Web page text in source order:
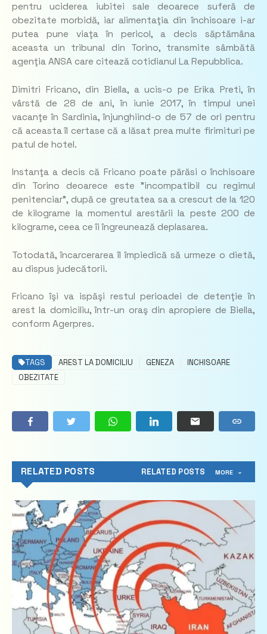
pentru uciderea iubitei sale deoarece suferă de
obezitate morbidă, iar alimentaţia din închisoare i-ar
putea pune viaţa în pericol, a decis săptămâna
aceasta un tribunal din Torino, transmite sâmbătă
agenţia ANSA care citează cotidianul La Repubblica.
Dimitri Fricano, din Biella, a ucis-o pe Erika Preti, în
vârstă de 28 de ani, în iunie 2017, în timpul unei
vacanţe în Sardinia, înjunghiind-o de 57 de ori pentru
că aceasta îl certase că a lăsat prea multe firimituri pe
patul de hotel.
Instanţa a decis că Fricano poate părăsi o închisoare
din Torino deoarece este ”incompatibil cu regimul
penitenciar”, după ce greutatea sa a crescut de la 120
de kilograme la momentul arestării la peste 200 de
kilograme, ceea ce îi îngreunează deplasarea.
Totodată, încarcerarea îl împiedică să urmeze o dietă,
au dispus judecătorii.
Fricano îşi va ispăşi restul perioadei de detenţie în
arest la domiciliu, într-un oraş din apropiere de Biella,
conform Agerpres.
TAGS AREST LA DOMICILIU GENEZA
INCHISOARE
OBEZITATE
RELATED POSTS RELATED POSTS MORE